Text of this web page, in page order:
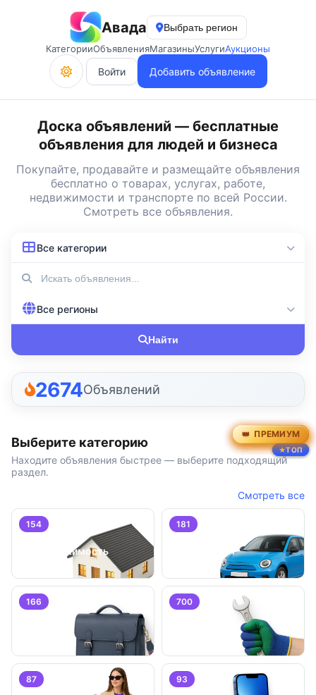
Авада
Выбрать регион
КатегорииОбъявленияМагазиныУслугиАукционы
Войти Добавить объявление
Доска объявлений — бесплатные
объявления для людей и бизнеса
Покупайте, продавайте и размещайте объявления
бесплатно о товарах, услугах, работе,
недвижимости и транспорте по всей России.
Смотреть все объявления.
Все категории
Все регионы
Найти
2674Объявлений
Выберите категорию
Находите объявления быстрее — выберите подходящий
раздел.
Смотреть все
154
Недвижимость
181
Транспорт
166 700
87 93
ПРЕМИУМ
ТОП
ПРЕМИУМ
ТОП
ПРЕМИУМ
ТОП
ПРЕМИУМ
ПРЕМИУМ
ПРЕМИУМ